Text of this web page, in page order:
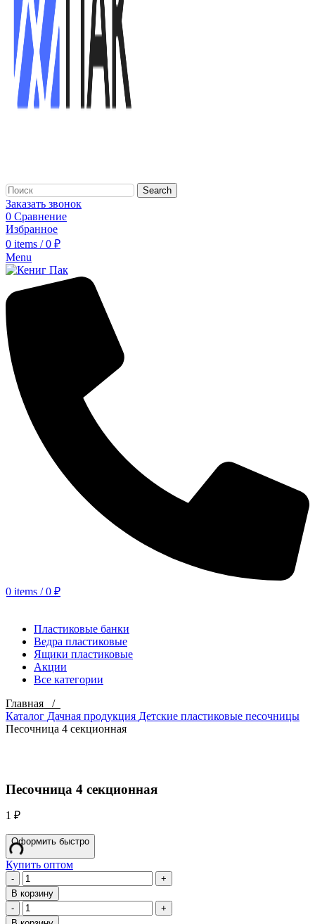
Search
Заказать звонок
0 Сравнение
Избранное
0 items / 0 ₽
Menu
0 items / 0 ₽
Пластиковые банки
Ведра пластиковые
Ящики пластиковые
Акции
Все категории
Главная /
Каталог Дачная продукция Детские пластиковые песочницы
Песочница 4 секционная
Песочница 4 секционная
1 ₽
Оформить быстро
Купить оптом
Количество
товара
Песочница
4
В корзину
Количество
товара